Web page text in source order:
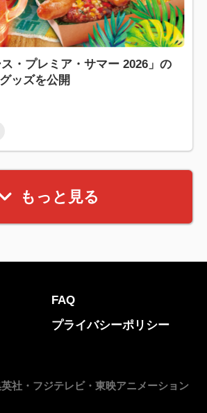
・プレミア・サマー 2026」の
ッズを公開
もっと見る
FAQ
プライバシーポリシー
社・フジテレビ・東映アニメーション